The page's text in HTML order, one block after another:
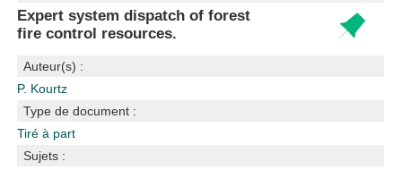
Expert system dispatch of forest
fire control resources.
Auteur(s) :
P. Kourtz
Type de document :
Tiré à part
Sujets :